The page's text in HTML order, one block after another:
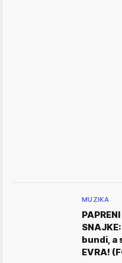
MUZIKA
bundi, a
EVRA!